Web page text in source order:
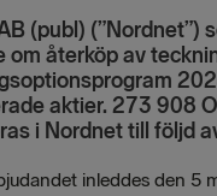
(publ)
återköp av
aktier. 273 908
i Nordnet till följd
inleddes den 5